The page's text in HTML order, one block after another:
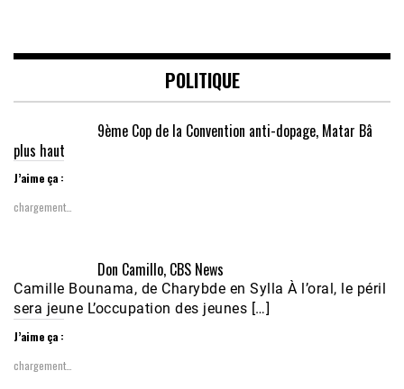
POLITIQUE
9ème Cop de la Convention anti-dopage, Matar Bâ
plus haut
J’aime ça :
chargement…
Don Camillo, CBS News
Camille Bounama, de Charybde en Sylla À l’oral, le péril
sera jeune L’occupation des jeunes […]
J’aime ça :
chargement…